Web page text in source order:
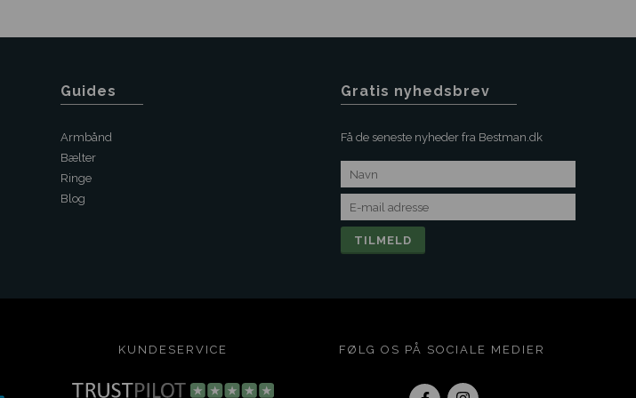
Guides
Armbånd
Bælter
Ringe
Blog
Gratis nyhedsbrev
Få de seneste nyheder fra Bestman.dk
KUNDESERVICE FØLG OS PÅ SOCIALE MEDIER